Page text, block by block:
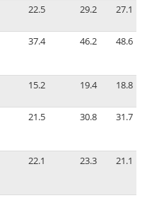
22.5 29.2 27.1
37.4 46.2 48.6
15.2 19.4 18.8
21.5 30.8 31.7
22.1 23.3 21.1